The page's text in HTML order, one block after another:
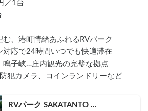
／1台
む、港町情緒あふれるRVパーク
対応で24時間いつでも快適滞在
鳴子峡…庄内観光の完璧な拠点
犯カメラ、コインランドリーなど
RVパーク SAKATANTO